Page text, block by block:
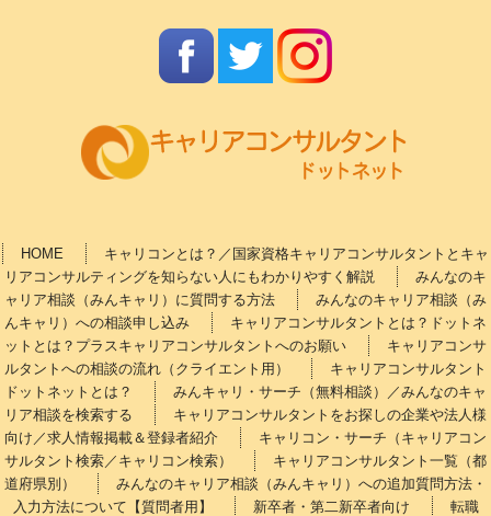
HOME
キャリコンとは？／国家資格キャリアコンサルタントとキャ
リアコンサルティングを知らない人にもわかりやすく解説
みんなのキ
ャリア相談（みんキャリ）に質問する方法
みんなのキャリア相談（み
んキャリ）への相談申し込み
キャリアコンサルタントとは？ドットネ
ットとは？プラスキャリアコンサルタントへのお願い
キャリアコンサ
ルタントへの相談の流れ（クライエント用）
キャリアコンサルタント
ドットネットとは？
みんキャリ・サーチ（無料相談）／みんなのキャ
リア相談を検索する
キャリアコンサルタントをお探しの企業や法人様
向け／求人情報掲載＆登録者紹介
キャリコン・サーチ（キャリアコン
サルタント検索／キャリコン検索）
キャリアコンサルタント一覧（都
道府県別）
みんなのキャリア相談（みんキャリ）への追加質問方法・
入力方法について【質問者用】
新卒者・第二新卒者向け
転職